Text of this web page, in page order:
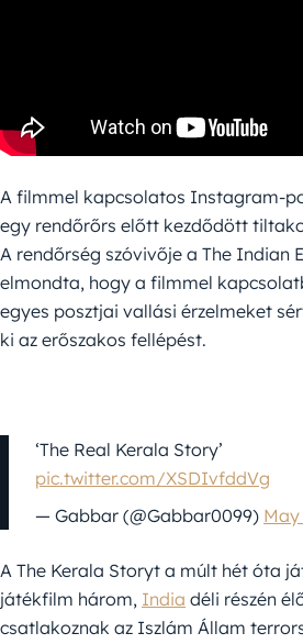
A filmmel kapcsolatos Instagram-
egy rendőrőrs előtt kezdődött
A rendőrség szóvivője a The Indian
elmondta, hogy a filmmel
egyes posztjai vallási érzelmeket
ki az erőszakos fellépést.
‘The Real Kerala Story’
pic.twitter.com/XSDIvfddVg
— Gabbar (@Gabbar0099) May
A The Kerala Storyt a múlt hét óta
játékfilm három, India déli részén
csatlakoznak az Iszlám Állam